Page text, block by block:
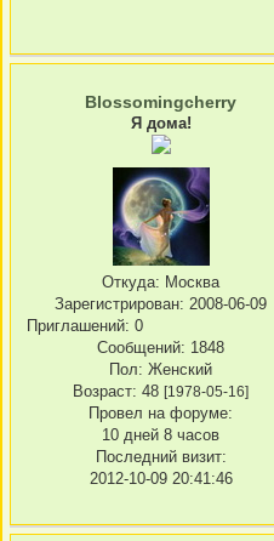
Blossomingcherry
Я дома!
Откуда: Москва
Зарегистрирован: 2008-06-09
Приглашений: 0
Сообщений: 1848
Пол: Женский
Возраст: 48 [1978-05-16]
Провел на форуме:
10 дней 8 часов
Последний визит:
2012-10-09 20:41:46